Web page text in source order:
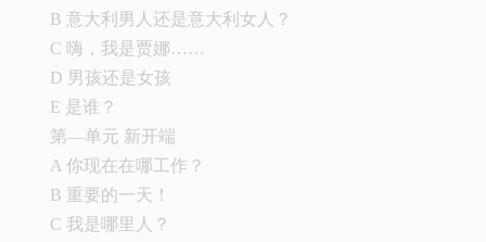
B 意大利男人还是意大利女人？
C 嗨，我是贾娜……
D 男孩还是女孩
E 是谁？
第—单元 新开端
A 你现在在哪工作？
B 重要的一天！
C 我是哪里人？